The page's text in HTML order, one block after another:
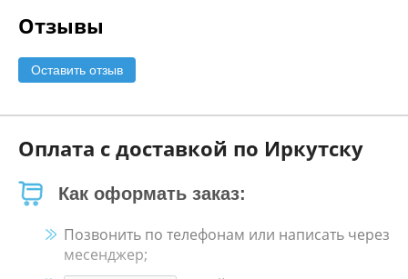
Отзывы
Оставить отзыв
Оплата с доставкой по Иркутску
Как оформать заказ:
Позвонить по телефонам или написать через
месенджер;